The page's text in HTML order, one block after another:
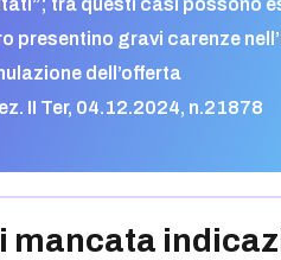
presentino gravi carenze
dell’offerta
II Ter, 04.12.2024, n.21878